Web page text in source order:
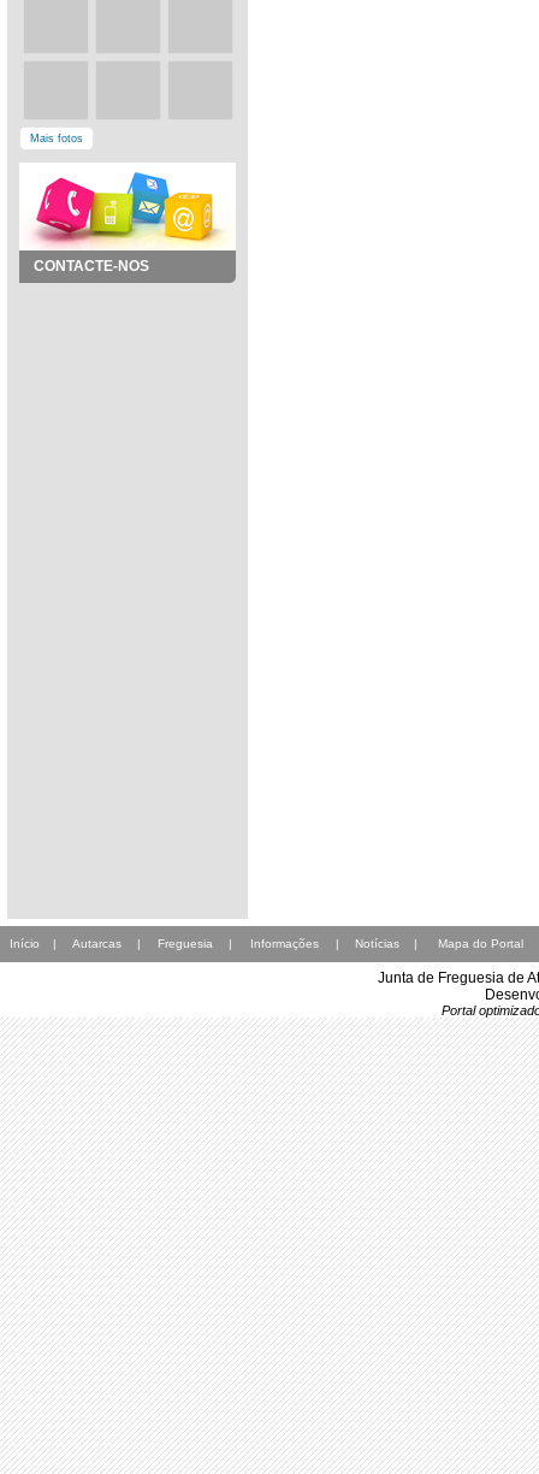
Mais fotos
CONTACTE-NOS
Início | Autarcas | Freguesia | Informações | Notícias | Mapa do Portal
Junta de Freguesia de
Portal